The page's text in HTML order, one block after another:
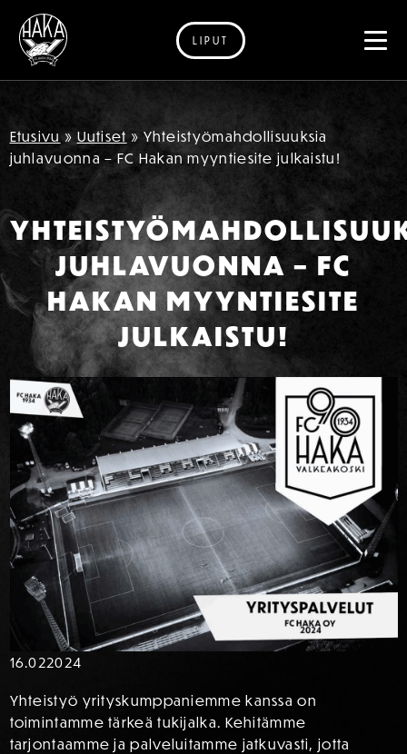
Siirry sisältöön
LIPUT
Etusivu » Uutiset » Yhteistyömahdollisuuksia
juhlavuonna – FC Hakan myyntiesite julkaistu!
JUHLAVUONNA – FC
HAKAN MYYNTIESITE
JULKAISTU!
16.022024
Yhteistyö yrityskumppaniemme kanssa on
toimintamme tärkeä tukijalka. Kehitämme
tarjontaamme ja palveluitamme jatkuvasti, jotta